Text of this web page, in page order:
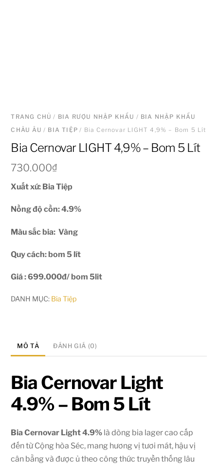
TRANG CHỦ / BIA RƯỢU NHẬP KHẨU / BIA NHẬP KHẨU
CHÂU ÂU / BIA TIỆP / Bia Cernovar LIGHT 4,9% – Bom 5 Lít
Bia Cernovar LIGHT 4,9% – Bom 5 Lít
730.000₫
Xuất xứ: Bia Tiệp
Nồng độ cồn: 4.9%
Màu sắc bia: Vàng
Quy cách: bom 5 lít
Giá : 699.000đ/ bom 5lit
DANH MỤC: Bia Tiệp
MÔ TẢ ĐÁNH GIÁ (0)
Bia Cernovar Light
4.9% – Bom 5 Lít
Bia Cernovar Light 4.9% là dòng bia lager cao cấp
đến từ Cộng hòa Séc, mang hương vị tươi mát, hậu vị
cân bằng và được ủ theo công thức truyền thống lâu